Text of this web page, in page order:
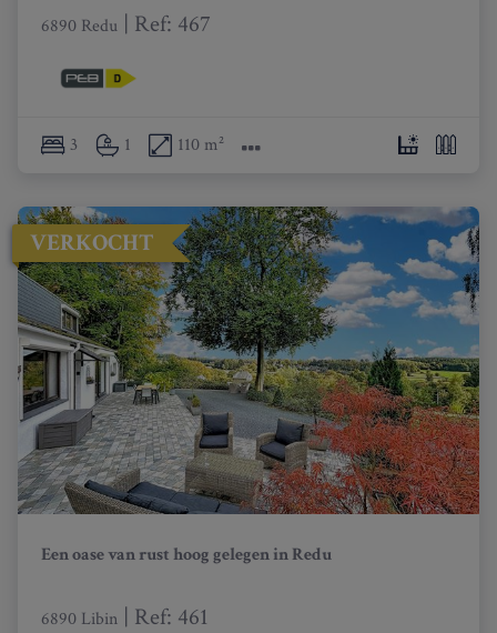
6890 Redu Ref: 467
3 1 110 m²
VERKOCHT
Een oase van rust hoog gelegen in Redu
6890 Libin | Ref: 461